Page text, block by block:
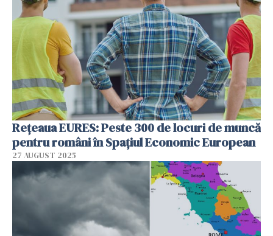
Rețeaua EURES: Peste 300 de locuri de muncă
pentru români în Spațiul Economic European
27 AUGUST 2025